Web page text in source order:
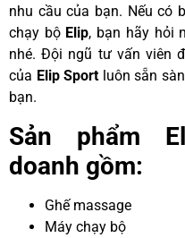
nhu cầu của bạn. Nếu có
chạy bộ Elip, bạn hãy hỏi
nhé. Đội ngũ tư vấn viên
của Elip Sport luôn sẵn
bạn.
Sản phẩm
doanh gồm:
Ghế massage
Máy chạy bộ